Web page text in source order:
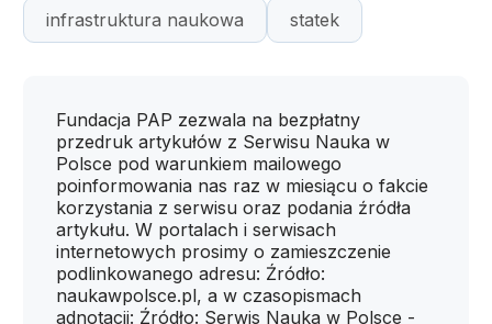
infrastruktura naukowa statek
Fundacja PAP zezwala na bezpłatny
przedruk artykułów z Serwisu Nauka w
Polsce pod warunkiem mailowego
poinformowania nas raz w miesiącu o fakcie
korzystania z serwisu oraz podania źródła
artykułu. W portalach i serwisach
internetowych prosimy o zamieszczenie
podlinkowanego adresu: Źródło:
naukawpolsce.pl, a w czasopismach
adnotacji: Źródło: Serwis Nauka w Polsce -